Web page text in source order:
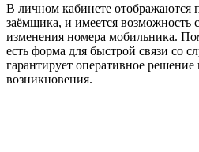
В личном кабинете отображаются
заёмщика, и имеется возможность
изменения номера мобильника.
есть форма для быстрой связи со
гарантирует оперативное
возникновения.